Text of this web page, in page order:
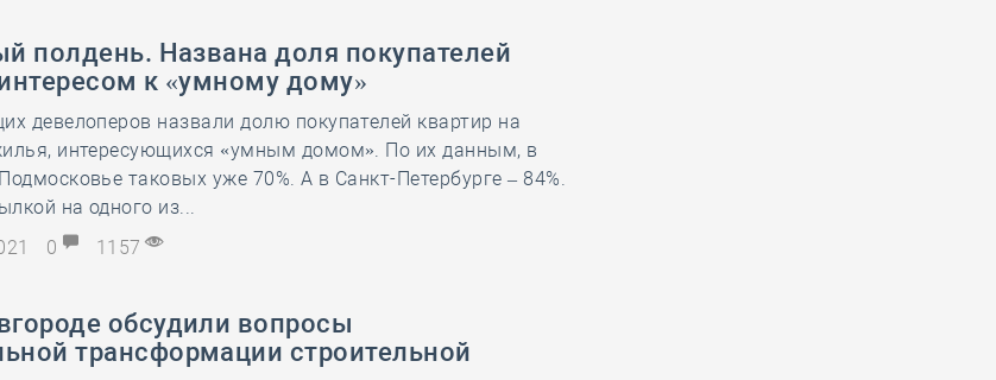
полдень. Названа доля покупателей
к «умному дому»
девелоперов назвали долю покупателей квартир на
интересующихся «умным домом». По их данным, в
таковых уже 70%. А в Санкт-Петербурге – 84%.
на одного из...
0 1157
обсудили вопросы
трансформации строительной